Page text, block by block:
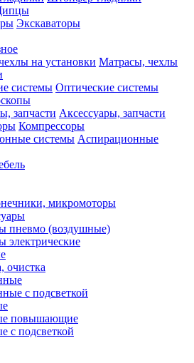
Экскаваторы
Матрасы, чехлы
Оптические системы
Аксессуары, запчасти
Компрессоры
Аспирационные
микромоторы
пневмо (воздушные)
электрические
очистка
с подсветкой
повышающие
с подсветкой